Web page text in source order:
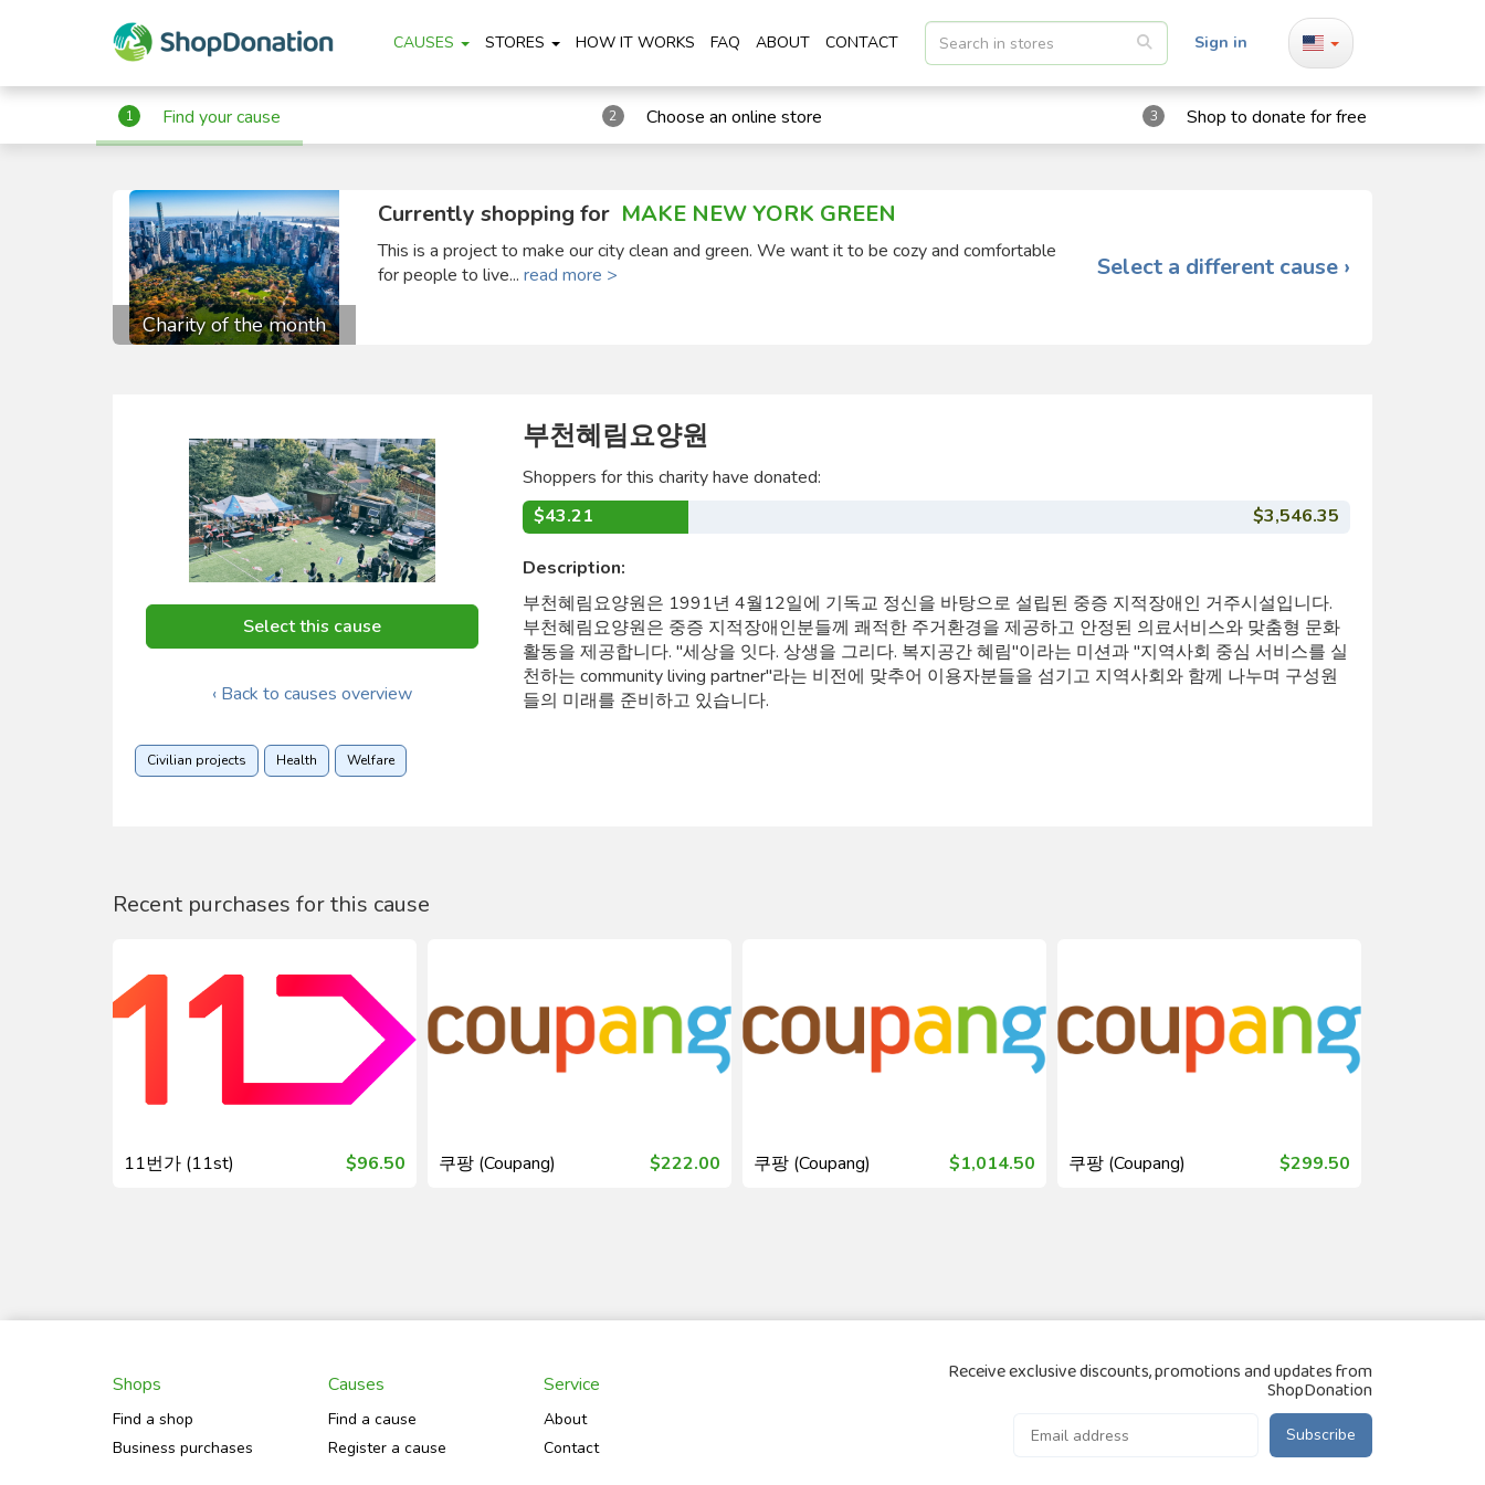
CAUSES STORES HOW IT WORKS FAQ ABOUT CONTACT Sign in
1 Find your cause 2 Choose an online store 3 Shop to donate for free
Charity of the month
Currently shopping for MAKE NEW YORK GREEN
This is a project to make our city clean and green. We want it to be cozy and comfortable
for people to live... read more > Select a different cause ›
Select this cause
‹ Back to causes overview
Civilian projects Health Welfare
부천혜림요양원
Shoppers for this charity have donated:
$43.21
$3,546.35
Description:
부천혜림요양원은 1991년 4월12일에 기독교 정신을 바탕으로 설립된 중증 지적장애인 거주시설입니다.
부천혜림요양원은 중증 지적장애인분들께 쾌적한 주거환경을 제공하고 안정된 의료서비스와 맞춤형 문화
활동을 제공합니다. "세상을 잇다. 상생을 그리다. 복지공간 혜림"이라는 미션과 "지역사회 중심 서비스를 실
천하는 community living partner"라는 비전에 맞추어 이용자분들을 섬기고 지역사회와 함께 나누며 구성원
들의 미래를 준비하고 있습니다.
Recent purchases for this cause
11번가 (11st) $96.50 쿠팡 (Coupang) $222.00 쿠팡 (Coupang) $1,014.50 쿠팡 (Coupang) $299.50
Shops
Find a shop
Business purchases
Causes
Find a cause
Register a cause
Service
About
Contact
Receive exclusive discounts, promotions and updates from
ShopDonation
Subscribe